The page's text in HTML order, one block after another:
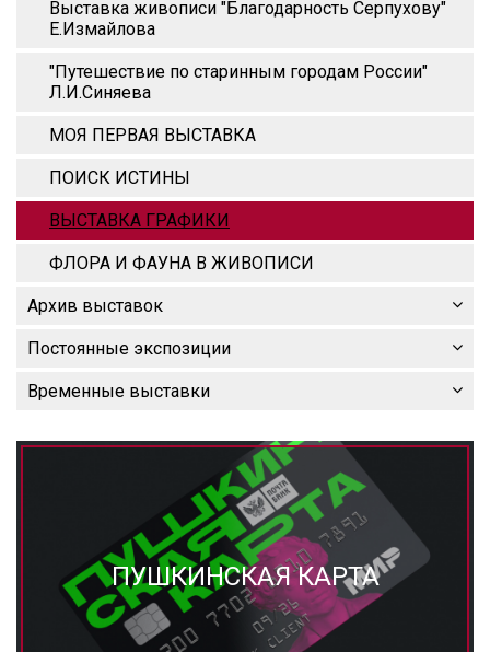
Выставка живописи "Благодарность Серпухову"
Е.Измайлова
"Путешествие по старинным городам России"
Л.И.Синяева
МОЯ ПЕРВАЯ ВЫСТАВКА
ПОИСК ИСТИНЫ
ВЫСТАВКА ГРАФИКИ
ФЛОРА И ФАУНА В ЖИВОПИСИ
Архив выставок
Постоянные экспозиции
Временные выставки
ПУШКИНСКАЯ КАРТА